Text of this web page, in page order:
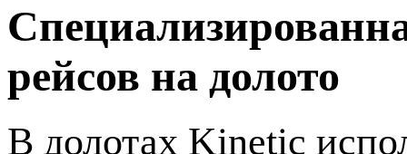
рейсов на долото
В долотах Kinetic